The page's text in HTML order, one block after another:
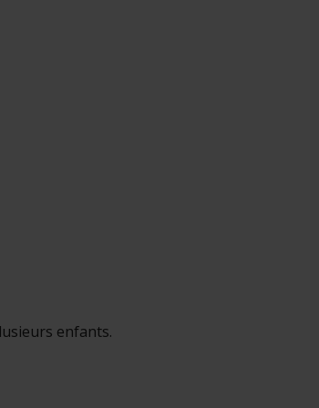
enfants.